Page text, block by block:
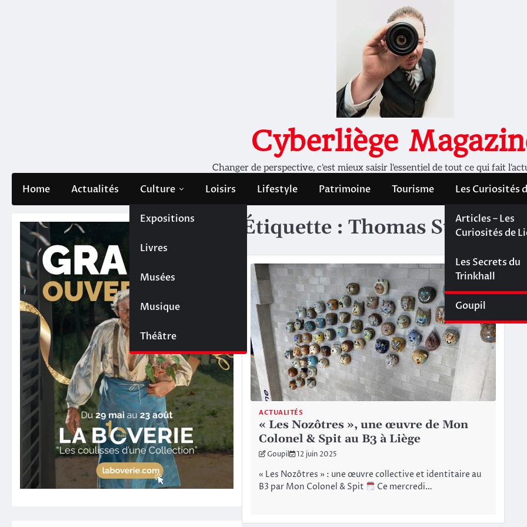
Cyberliège
Changer de perspective, c'est mieux saisir l'essentiel de tout ce qui fait
Home Actualités Culture
Expositions
Livres
Musées
Musique
Théâtre
Loisirs Lifestyle Patrimoine Tourisme Les Curiosités
Les Curiosités de
Liège
Articles – Les
Curiosités de
Les dossiers de
Cyberliège
Les Secrets du
Trinkhall
Goupil
Étiquette :Thomas Stiernon
ACTUALITÉS
« Les Nozôtres », une œuvre de Mon
Colonel & Spit au B3 à Liège
Goupil 12 juin 2025
« Les Nozôtres » : une œuvre collective et identitaire au
B3 par Mon Colonel & Spit
Ce mercredi…